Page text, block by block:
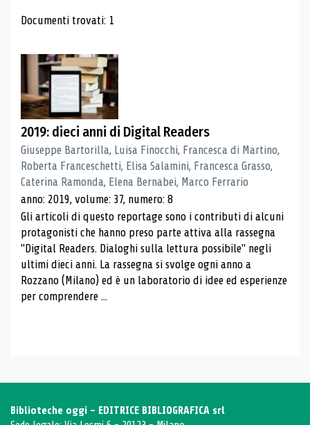
Risultati di ricerca
Documenti trovati: 1
2019: dieci anni di Digital Readers
Giuseppe Bartorilla, Luisa Finocchi, Francesca di Martino,
Roberta Franceschetti, Elisa Salamini, Francesca Grasso,
Caterina Ramonda, Elena Bernabei, Marco Ferrario
anno: 2019, volume: 37, numero: 8
Gli articoli di questo reportage sono i contributi di alcuni
protagonisti che hanno preso parte attiva alla rassegna
"Digital Readers. Dialoghi sulla lettura possibile" negli
ultimi dieci anni. La rassegna si svolge ogni anno a
Rozzano (Milano) ed è un laboratorio di idee ed esperienze
per comprendere ...
Biblioteche oggi - EDITRICE BIBLIOGRAFICA srl